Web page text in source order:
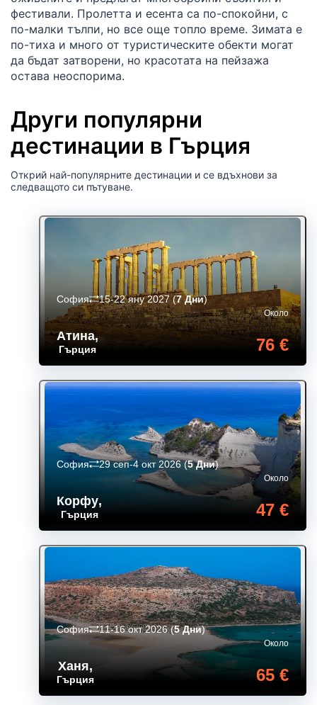
фестивали. Пролетта и есента са по-спокойни, с
по-малки тълпи, но все още топло време. Зимата е
по-тиха и много от туристическите обекти могат
да бъдат затворени, но красотата на пейзажа
остава неоспорима.
Други популярни
дестинации в Гърция
Открий най-популярните дестинации и се вдъхнови за
следващото си пътуване.
Атина,
Гърция
Около
76 €
София 15-22 яну 2027(7 Дни)
Корфу,
Гърция
Около
47 €
София 29 сеп-4 окт 2026(5 Дни)
Ханя,
Гърция
Около
65 €
София 11-16 окт 2026(5 Дни)